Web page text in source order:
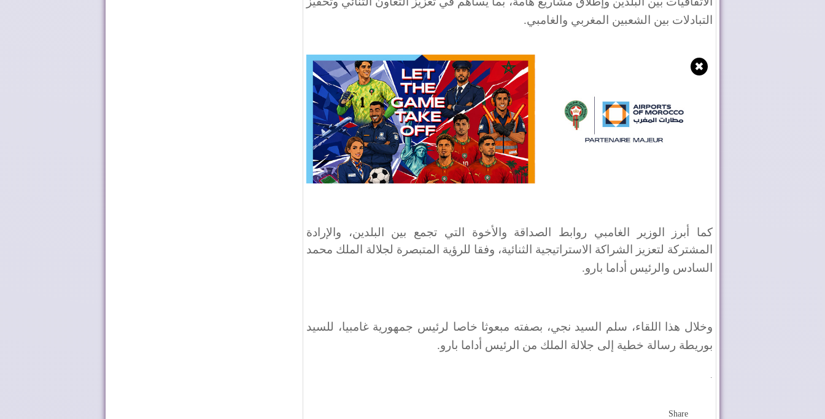
التبادلات بين الشعبين المغربي والغامبي.
✖
كما أبرز الوزير الغامبي روابط الصداقة والأخوة التي تجمع بين البلدين، والإرادة
المشتركة لتعزيز الشراكة الاستراتيجية الثنائية، وفقا للرؤية المتبصرة لجلالة الملك محمد
السادس والرئيس أداما بارو.
وخلال هذا اللقاء، سلم السيد نجي، بصفته مبعوثا خاصا لرئيس جمهورية غامبيا، للسيد
بوريطة رسالة خطية إلى جلالة الملك من الرئيس أداما بارو.
Share